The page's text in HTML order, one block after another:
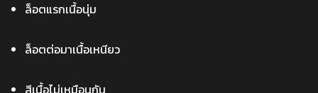
ล็อตแรกเนื้อนุ่ม
ล็อตต่อมาเนื้อเหนียว